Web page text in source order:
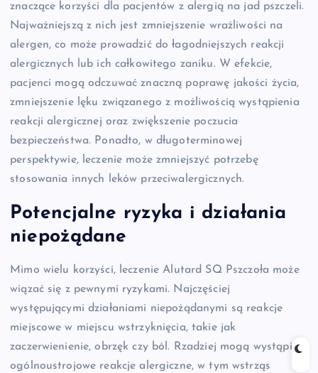
znaczące korzyści dla pacjentów z alergią na jad pszczeli.
Najważniejszą z nich jest zmniejszenie wrażliwości na
alergen, co może prowadzić do łagodniejszych reakcji
alergicznych lub ich całkowitego zaniku. W efekcie,
pacjenci mogą odczuwać znaczną poprawę jakości życia,
zmniejszenie lęku związanego z możliwością wystąpienia
reakcji alergicznej oraz zwiększenie poczucia
bezpieczeństwa. Ponadto, w długoterminowej
perspektywie, leczenie może zmniejszyć potrzebę
stosowania innych leków przeciwalergicznych.
Potencjalne ryzyka i działania
niepożądane
Mimo wielu korzyści, leczenie Alutard SQ Pszczoła może
wiązać się z pewnymi ryzykami. Najczęściej
występującymi działaniami niepożądanymi są reakcje
miejscowe w miejscu wstrzyknięcia, takie jak
zaczerwienienie, obrzęk czy ból. Rzadziej mogą wystąpić
ogólnoustrojowe reakcje alergiczne, w tym wstrząs